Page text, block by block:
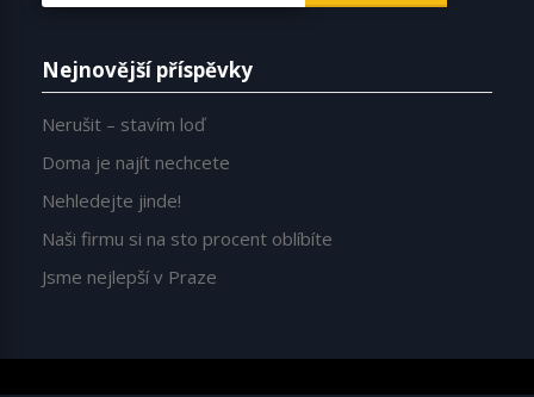
Nejnovější příspěvky
Nerušit – stavím loď
Doma je najít nechcete
Nehledejte jinde!
Naši firmu si na sto procent oblíbíte
Jsme nejlepší v Praze